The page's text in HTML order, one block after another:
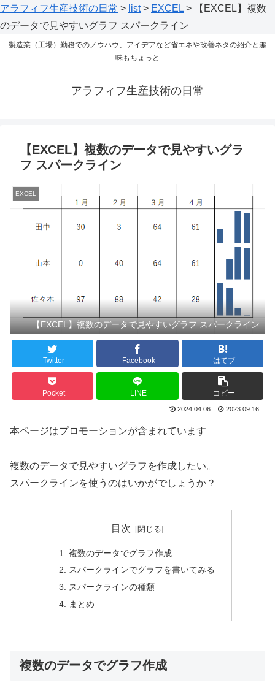
アラフィフ生産技術の日常 > list> EXCEL >
【EXCEL】複数
のデータで見やすいグラフ スパークライン
製造業（工場）勤務でのノウハウ、アイデアなど省エネや改善ネタの紹介と趣
味もちょっと
アラフィフ生産技術の日常
【EXCEL】複数のデータで見やすいグラ
フ スパークライン
EXCEL
【EXCEL】複数のデータで見やすいグラフ スパークライン
Twitter Facebook はてブ
Pocket LINE コピー
2024.04.06 2023.09.16
本ページはプロモーションが含まれています
複数のデータで見やすいグラフを作成したい。
スパークラインを使うのはいかがでしょうか？
目次
複数のデータでグラフ作成
スパークラインでグラフを書いてみる
スパークラインの種類
まとめ
複数のデータでグラフ作成